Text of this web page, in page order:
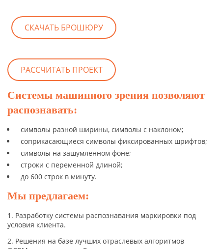
СКАЧАТЬ БРОШЮРУ
РАССЧИТАТЬ ПРОЕКТ
Системы машинного зрения позволяют
распознавать:
символы разной ширины, символы с наклоном;
соприкасающиеся символы фиксированных шрифтов;
символы на зашумленном фоне;
строки с переменной длиной;
до 600 строк в минуту.
Мы предлагаем:
1. Разработку системы распознавания маркировки под
условия клиента.
2. Решения на базе лучших отраслевых алгоритмов